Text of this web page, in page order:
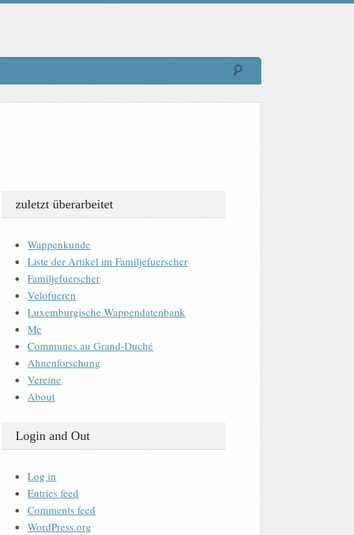
zuletzt überarbeitet
Wappenkunde
Liste der Artikel im Familjefuerscher
Familjefuerscher
Velofueren
Luxemburgische Wappendatenbank
Me
Communes au Grand-Duché
Ahnenforschung
Vereine
About
Login and Out
Log in
Entries feed
Comments feed
WordPress.org